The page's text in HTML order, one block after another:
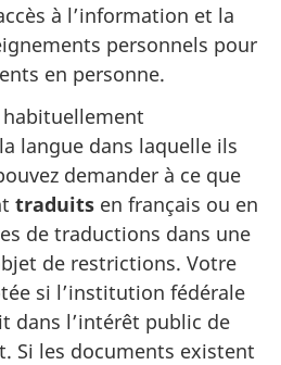
à l’information et la
personnels pour
en personne.
langue dans laquelle ils
demander à ce que
traduits en français ou en
de traductions dans une
de restrictions. Votre
si l’institution fédérale
dans l’intérêt public de
Si les documents existent